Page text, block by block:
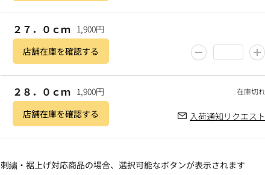
２７．０ｃｍ 1,900円
店舗在庫を確認する
２８．０ｃｍ 1,900円
入荷通知リクエスト
店舗在庫を確認する
刺繍・裾上げ対応商品の場合、選択可能なボタンが表示されます